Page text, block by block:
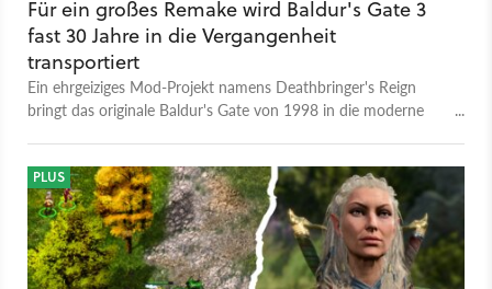
Für ein großes Remake wird Baldur's Gate 3
fast 30 Jahre in die Vergangenheit
transportiert
Ein ehrgeiziges Mod-Projekt namens Deathbringer's Reign
bringt das originale Baldur's Gate von 1998 in die moderne
PLUS